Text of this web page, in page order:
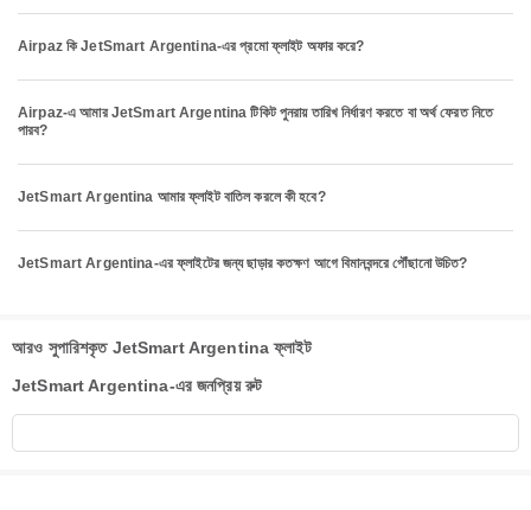
Airpaz কি JetSmart Argentina-এর প্রমো ফ্লাইট অফার করে?
Airpaz-এ আমার JetSmart Argentina টিকিট পুনরায় তারিখ নির্ধারণ করতে বা অর্থ ফেরত নিতে
পারব?
JetSmart Argentina আমার ফ্লাইট বাতিল করলে কী হবে?
JetSmart Argentina-এর ফ্লাইটের জন্য ছাড়ার কতক্ষণ আগে বিমানবন্দরে পৌঁছানো উচিত?
আরও সুপারিশকৃত JetSmart Argentina ফ্লাইট
JetSmart Argentina-এর জনপ্রিয় রুট